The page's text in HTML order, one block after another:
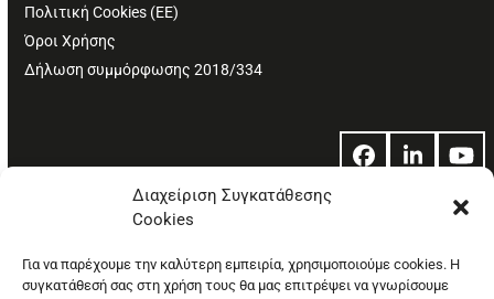
Διαχείριση Συγκατάθεσης
Cookies
Για να παρέχουμε την καλύτερη εμπειρία, χρησιμοποιούμε cookies. Η
συγκατάθεσή σας στη χρήση τους θα μας επιτρέψει να γνωρίσουμε
Πολιτική Cookies (ΕΕ)
Όροι Χρήσης
Δήλωση συμμόρφωσης 2018/334
Facebook
LinkedIn
© Copyright: Ethos Media S.A.